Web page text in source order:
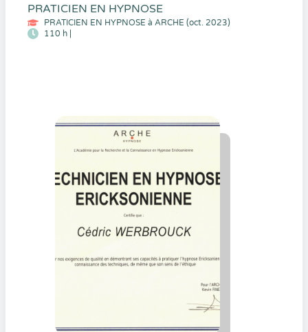
PRATICIEN EN HYPNOSE
PRATICIEN EN HYPNOSE à ARCHE (oct. 2023)
110 h |